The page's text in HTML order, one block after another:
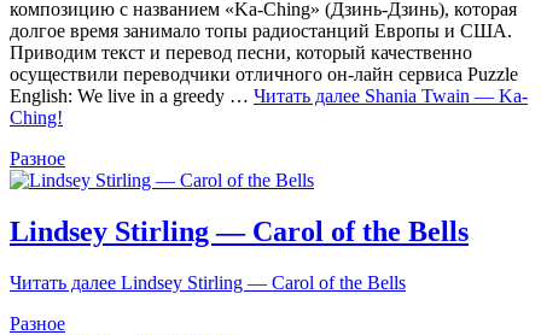
композицию с названием «Ka-Ching» (Дзинь-Дзинь), которая
долгое время занимало топы радиостанций Европы и США.
Приводим текст и перевод песни, который качественно
осуществили переводчики отличного он-лайн сервиса Puzzle
English: We live in a greedy … Читать далее Shania Twain — Ka-
Ching!
Разное
Lindsey Stirling — Carol of the Bells
Читать далее Lindsey Stirling — Carol of the Bells
Разное